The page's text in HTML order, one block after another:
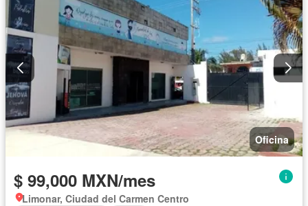
Oficina
$ 99,000 MXN/mes
Limonar, Ciudad del Carmen Centro